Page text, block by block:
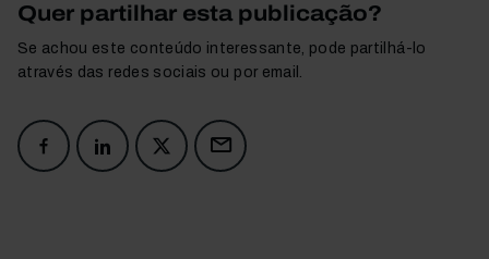
Quer partilhar esta publicação?
Se achou este conteúdo interessante, pode partilhá-lo
através das redes sociais ou por email.